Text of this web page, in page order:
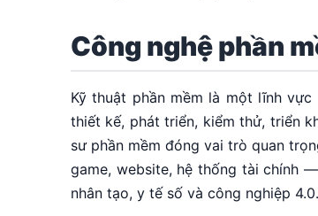
Công nghệ phần
Kỹ thuật phần mềm là một lĩnh
thiết kế, phát triển, kiểm thử, triển
sư phần mềm đóng vai trò quan
game, website, hệ thống tài chính
nhân tạo, y tế số và công nghiệp 4.0.